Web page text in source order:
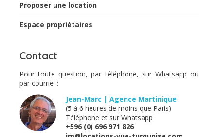
Proposer une location
Espace propriétaires
Contact
Pour toute question, par téléphone, sur Whatsapp ou
par courriel :
Jean-Marc | Agence Martinique
(5 à 6 heures de moins que Paris)
Téléphone et sur Whatsapp
+596 (0) 696 971 826